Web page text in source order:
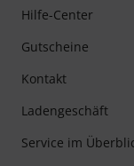
Hilfe-Center
Gutscheine
Kontakt
Ladengeschäft
Service im